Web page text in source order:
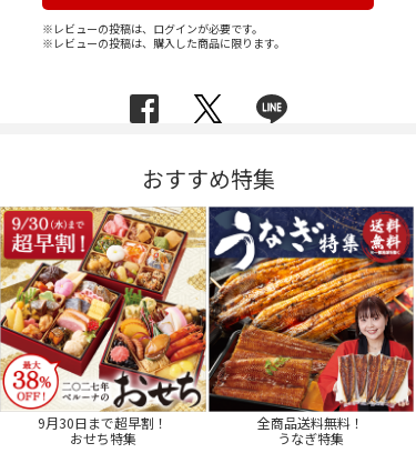
※レビューの投稿は、ログインが必要です。
※レビューの投稿は、購入した商品に限ります。
おすすめ特集
9月30日まで超早割！
おせち特集
全商品送料無料！
うなぎ特集